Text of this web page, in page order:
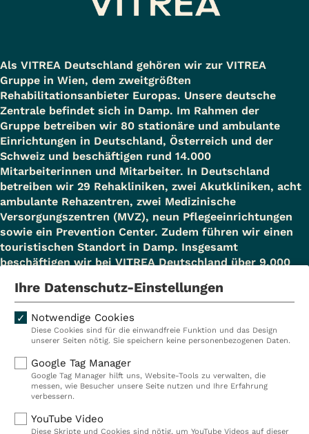
Als VITREA Deutschland gehören wir zur VITREA
Gruppe in Wien, dem zweitgrößten
Rehabilitationsanbieter Europas. Unsere deutsche
Zentrale befindet sich in Damp. Im Rahmen der
Gruppe betreiben wir 80 stationäre und ambulante
Einrichtungen in Deutschland, Österreich und der
Schweiz und beschäftigen rund 14.000
Mitarbeiterinnen und Mitarbeiter. In Deutschland
betreiben wir 29 Rehakliniken, zwei Akutkliniken, acht
ambulante Rehazentren, zwei Medizinische
Versorgungszentren (MVZ), neun Pflegeeinrichtungen
sowie ein Prevention Center. Zudem führen wir einen
touristischen Standort in Damp. Insgesamt
beschäftigen wir bei VITREA Deutschland über 9.000
Kliniken
Ambulant
Reha
Prävention
Karriere
VITREA Deutschland
Ihre Datenschutz-Einstellungen
Notwendige Cookies
Diese Cookies sind für die einwandfreie Funktion und das Design
unserer Seiten nötig. Sie speichern keine personenbezogenen Daten.
Google Tag Manager
Google Tag Manager hilft uns, Website-Tools zu verwalten, die
messen, wie Besucher unsere Seite nutzen und Ihre Erfahrung
verbessern.
YouTube Video
Diese Skripte und Cookies sind nötig, um YouTube Videos auf dieser